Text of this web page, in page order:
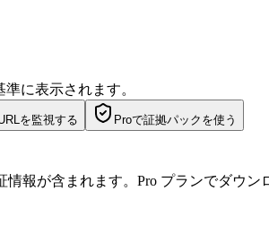
に表示されます。
を監視する Proで証拠パックを使う
報が含まれます。Pro プランでダウン